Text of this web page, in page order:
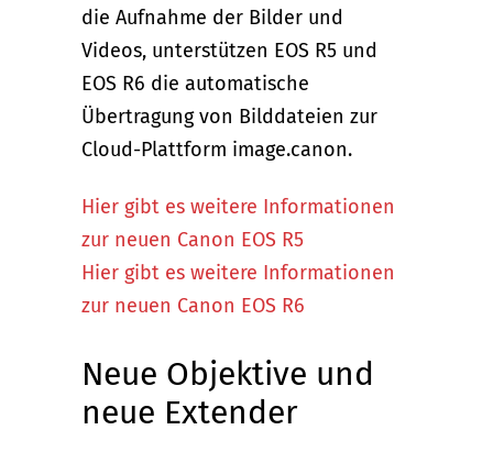
die Aufnahme der Bilder und
Videos, unterstützen EOS R5 und
EOS R6 die automatische
Übertragung von Bilddateien zur
Cloud-Plattform image.canon.
Hier gibt es weitere Informationen
zur neuen Canon EOS R5
Hier gibt es weitere Informationen
zur neuen Canon EOS R6
Neue Objektive und
neue Extender